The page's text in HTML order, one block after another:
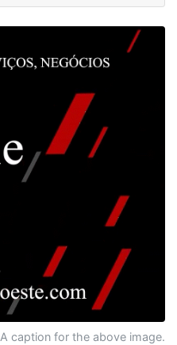
A caption for the above image.